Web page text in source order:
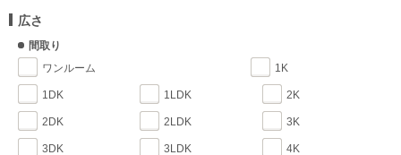
広さ
間取り
ワンルーム 1K
1DK 1LDK 2K
2DK 2LDK 3K
3DK 3LDK 4K